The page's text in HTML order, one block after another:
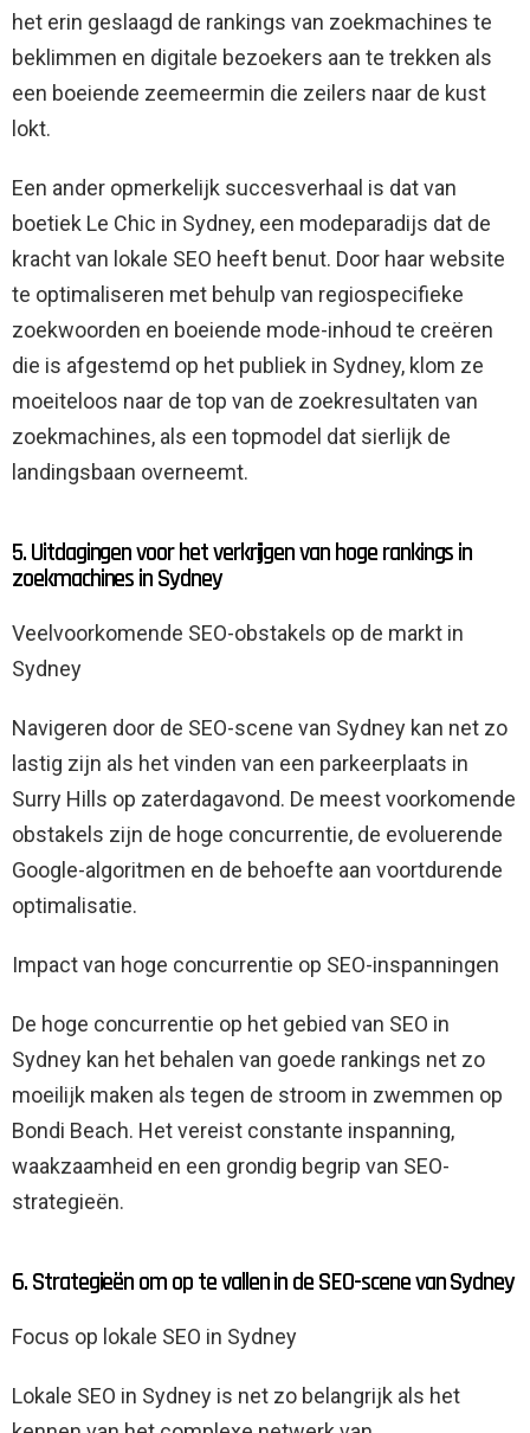
het erin geslaagd de rankings van zoekmachines te
beklimmen en digitale bezoekers aan te trekken als
een boeiende zeemeermin die zeilers naar de kust
lokt.
Een ander opmerkelijk succesverhaal is dat van
boetiek Le Chic in Sydney, een modeparadijs dat de
kracht van lokale SEO heeft benut. Door haar website
te optimaliseren met behulp van regiospecifieke
zoekwoorden en boeiende mode-inhoud te creëren
die is afgestemd op het publiek in Sydney, klom ze
moeiteloos naar de top van de zoekresultaten van
zoekmachines, als een topmodel dat sierlijk de
landingsbaan overneemt.
5. Uitdagingen voor het verkrijgen van hoge rankings in
zoekmachines in Sydney
Veelvoorkomende SEO-obstakels op de markt in
Sydney
Navigeren door de SEO-scene van Sydney kan net zo
lastig zijn als het vinden van een parkeerplaats in
Surry Hills op zaterdagavond. De meest voorkomende
obstakels zijn de hoge concurrentie, de evoluerende
Google-algoritmen en de behoefte aan voortdurende
optimalisatie.
Impact van hoge concurrentie op SEO-inspanningen
De hoge concurrentie op het gebied van SEO in
Sydney kan het behalen van goede rankings net zo
moeilijk maken als tegen de stroom in zwemmen op
Bondi Beach. Het vereist constante inspanning,
waakzaamheid en een grondig begrip van SEO-
strategieën.
6. Strategieën om op te vallen in de SEO-scene van Sydney
Focus op lokale SEO in Sydney
Lokale SEO in Sydney is net zo belangrijk als het